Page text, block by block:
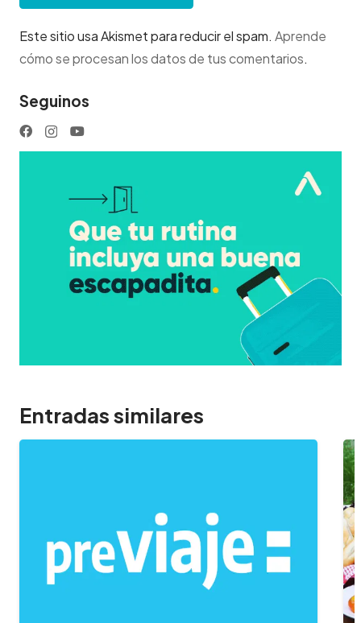
Este sitio usa Akismet para reducir el spam. Aprende
cómo se procesan los datos de tus comentarios.
Seguinos
Entradas similares